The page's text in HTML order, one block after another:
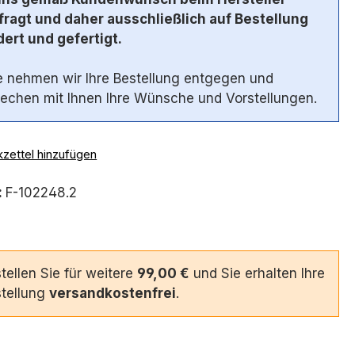
und daher ausschließlich auf Bestellung
und gefertigt.
nehmen wir Ihre Bestellung entgegen und
mit Ihnen Ihre Wünsche und Vorstellungen.
hinzufügen
F-102248.2
Sie für weitere 99,00 € und Sie erhalten Ihre
versandkostenfrei.